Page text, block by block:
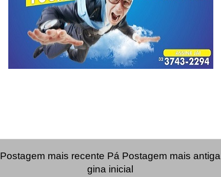
Postagem mais recente Postagem mais antiga
Pá
gina inicial